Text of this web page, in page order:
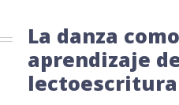
La danza
aprendizaje
lectoescritura